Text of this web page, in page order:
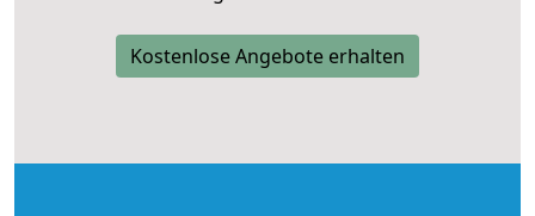
Kostenlose Angebote erhalten